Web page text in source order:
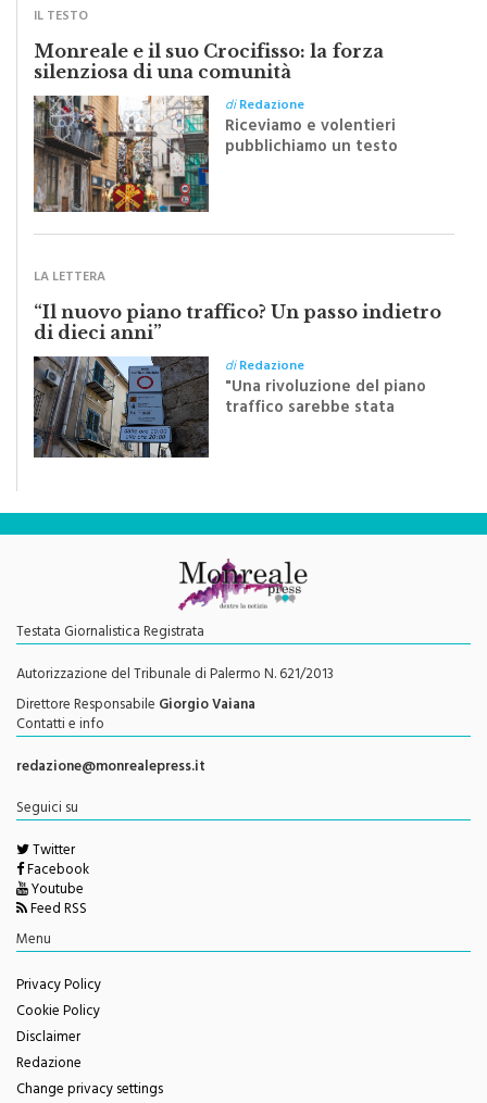
IL TESTO
Monreale e il suo Crocifisso: la forza
silenziosa di una comunità
diRedazione
Riceviamo e volentieri
Sapienza all'indomani della
LA LETTERA
“Il nuovo piano traffico? Un passo indietro
di dieci anni”
diRedazione
"Una rivoluzione del piano
Testata Giornalistica Registrata
Autorizzazione del Tribunale di Palermo N. 621/2013
Direttore ResponsabileGiorgio Vaiana
Contatti e info
redazione@monrealepress.it
Seguici su
Twitter
Facebook
Youtube
Feed RSS
Privacy Policy
Cookie Policy
Disclaimer
Redazione